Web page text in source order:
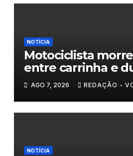
NOTÍCIA
Motociclista
entre carrinha e
em Chaves
AGO 7, 2026 REDAÇÃO -
NOTÍCIA